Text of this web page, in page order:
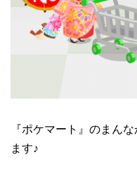
『ポケマート』のまん
ます♪